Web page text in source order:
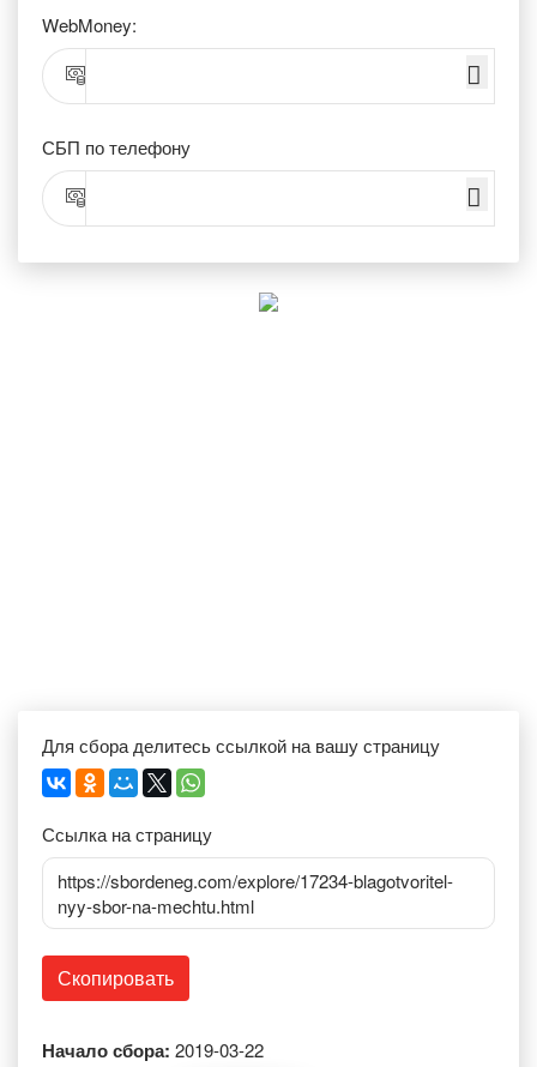
WebMoney:
СБП по телефону
Для сбора делитесь ссылкой на вашу страницу
Ссылка на страницу
https://sbordeneg.com/explore/17234-blagotvoritel-
nyy-sbor-na-mechtu.html
Скопировать
Начало сбора: 2019-03-22